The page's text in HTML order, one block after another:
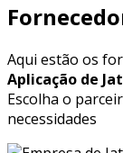
Aqui estão os
Aplicação de
Escolha o
necessidades